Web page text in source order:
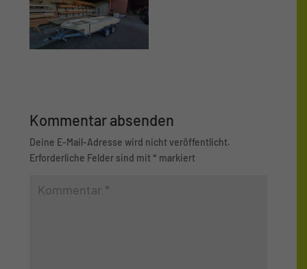
Kommentar absenden
Deine E-Mail-Adresse wird nicht veröffentlicht.
Erforderliche Felder sind mit* markiert